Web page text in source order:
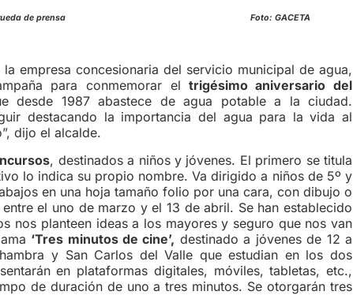
durante la rueda de prensa Foto: GACETA
concesionaria del servicio municipal de agua,
para conmemorar el trigésimo aniversario del
desde 1987 abastece de agua potable a la ciudad.
destacando la importancia del agua para la vida al
dijo el alcalde.
, destinados a niños y jóvenes. El primero se titula
lo indica su propio nombre. Va dirigido a niños de 5º y
en una hoja tamaño folio por una cara, con dibujo o
el uno de marzo y el 13 de abril. Se han establecido
nos planteen ideas a los mayores y seguro que nos van
‘Tres minutos de cine’, destinado a jóvenes de 12 a
y San Carlos del Valle que estudian en los dos
en plataformas digitales, móviles, tabletas, etc.,
de duración de uno a tres minutos. Se otorgarán tres